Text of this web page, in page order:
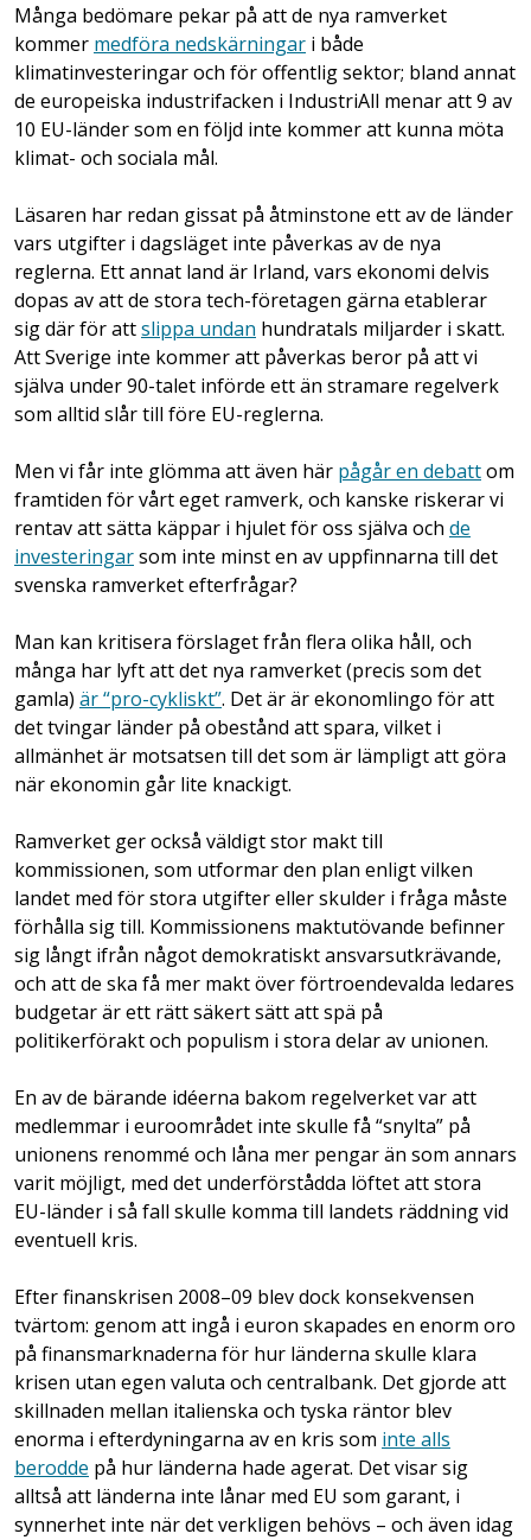
Många bedömare pekar på att de nya ramverket
kommer medföra nedskärningar i både
klimatinvesteringar och för offentlig sektor; bland annat
de europeiska industrifacken i IndustriAll menar att 9 av
10 EU-länder som en följd inte kommer att kunna möta
klimat- och sociala mål.
Läsaren har redan gissat på åtminstone ett av de länder
vars utgifter i dagsläget inte påverkas av de nya
reglerna. Ett annat land är Irland, vars ekonomi delvis
dopas av att de stora tech-företagen gärna etablerar
sig där för attslippa undan hundratals miljarder i skatt.
Att Sverige inte kommer att påverkas beror på att vi
själva under 90-talet införde ett än stramare regelverk
som alltid slår till före EU-reglerna.
Men vi får inte glömma att även här pågår en debattom
framtiden för vårt eget ramverk, och kanske riskerar vi
rentav att sätta käppar i hjulet för oss själva och de
investeringarsom inte minst en av uppfinnarna till det
svenska ramverket efterfrågar?
Man kan kritisera förslaget från flera olika håll, och
många har lyft att det nya ramverket (precis som det
gamla) är “pro-cykliskt”. Det är är ekonomlingo för att
det tvingar länder på obestånd att spara, vilket i
allmänhet är motsatsen till det som är lämpligt att göra
när ekonomin går lite knackigt.
Ramverket ger också väldigt stor makt till
kommissionen, som utformar den plan enligt vilken
landet med för stora utgifter eller skulder i fråga måste
förhålla sig till. Kommissionens maktutövande befinner
sig långt ifrån något demokratiskt ansvarsutkrävande,
och att de ska få mer makt över förtroendevalda ledares
budgetar är ett rätt säkert sätt att spä på
politikerförakt och populism i stora delar av unionen.
En av de bärande idéerna bakom regelverket var att
medlemmar i euroområdet inte skulle få “snylta” på
unionens renommé och låna mer pengar än som annars
varit möjligt, med det underförstådda löftet att stora
EU-länder i så fall skulle komma till landets räddning vid
eventuell kris.
Efter finanskrisen 2008–09 blev dock konsekvensen
tvärtom: genom att ingå i euron skapades en enorm oro
på finansmarknaderna för hur länderna skulle klara
krisen utan egen valuta och centralbank. Det gjorde att
skillnaden mellan italienska och tyska räntor blev
enorma i efterdyningarna av en kris som inte alls
berodde på hur länderna hade agerat. Det visar sig
alltså att länderna inte lånar med EU som garant, i
synnerhet inte när det verkligen behövs – och även idag